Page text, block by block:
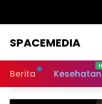
SPACEMEDIA
Berita Kesehatan